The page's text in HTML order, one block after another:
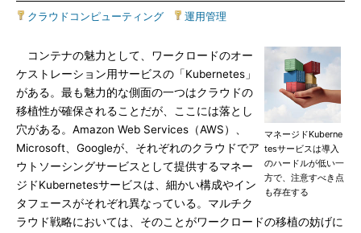
クラウドコンピューティング 運用管理
マネージドKuberne
tesサービスは導入
のハードルが低い一
方で、注意すべき点
も存在する
コンテナの魅力として、ワークロードのオー
ケストレーション用サービスの「Kubernetes」
がある。最も魅力的な側面の一つはクラウドの
移植性が確保されることだが、ここには落とし
穴がある。Amazon Web Services（AWS）、
Microsoft、Googleが、それぞれのクラウドでア
ウトソーシングサービスとして提供するマネー
ジドKubernetesサービスは、細かい構成やイン
タフェースがそれぞれ異なっている。マルチク
ラウド戦略においては、そのことがワークロードの移植の妨げに